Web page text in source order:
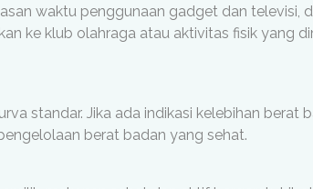
waktu penggunaan gadget dan televisi,
ke klub olahraga atau aktivitas fisik yang
standar. Jika ada indikasi kelebihan
berat badan yang sehat.